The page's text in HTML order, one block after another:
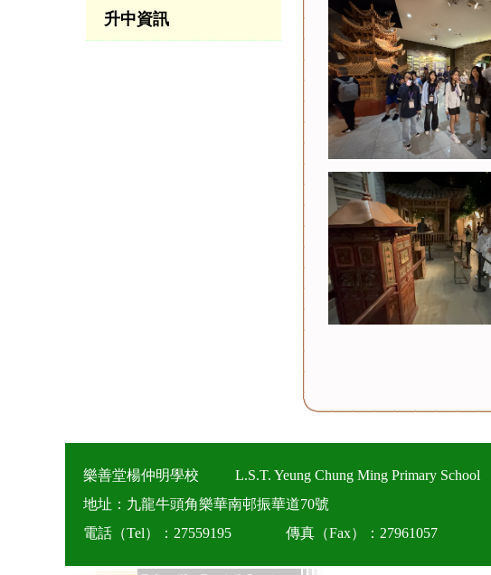
升中資訊
樂善堂楊仲明學校 L.S.T. Yeung Chung Ming Primary School
地址：九龍牛頭角樂華南邨振華道70號
電話（Tel）：27559195
傳真（Fax）：27961057